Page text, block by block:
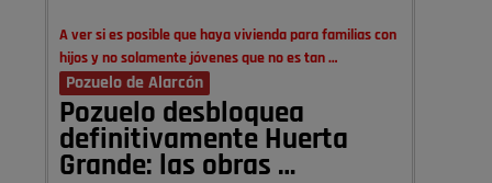
A ver si es posible que haya vivienda para familias con
hijos y no solamente jóvenes que no es tan …
Pozuelo de Alarcón
Pozuelo desbloquea
definitivamente Huerta
Grande: las obras …